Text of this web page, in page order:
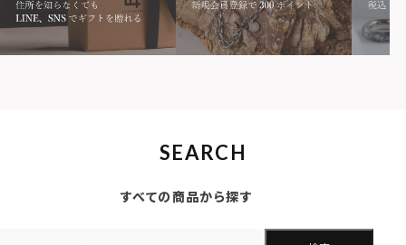
SEARCH
すべての商品から探す